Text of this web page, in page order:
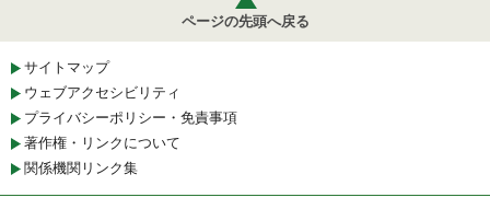
ページの先頭へ戻る
サイトマップ
ウェブアクセシビリティ
プライバシーポリシー・免責事項
著作権・リンクについて
関係機関リンク集